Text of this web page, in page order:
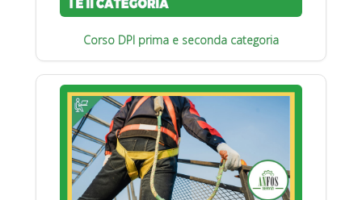
Corso DPI prima e seconda categoria